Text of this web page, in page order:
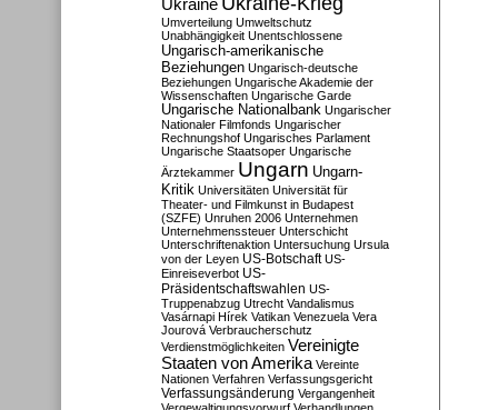
Ukraine
Umverteilung Umweltschutz
Unabhängigkeit Unentschlossene
Ungarisch-amerikanische
Beziehungen Ungarisch-deutsche
Beziehungen Ungarische Akademie der
Wissenschaften Ungarische Garde
Ungarische Nationalbank Ungarischer
Nationaler Filmfonds Ungarischer
Rechnungshof Ungarisches Parlament
Ungarische Staatsoper Ungarische
Ärztekammer Ungarn Ungarn-
Kritik Universitäten Universität für
Theater- und Filmkunst in Budapest
(SZFE) Unruhen 2006 Unternehmen
Unternehmenssteuer Unterschicht
Unterschriftenaktion Untersuchung Ursula
von der Leyen US-Botschaft US-
Einreiseverbot US-
Präsidentschaftswahlen US-
Truppenabzug Utrecht Vandalismus
Vasárnapi Hírek Vatikan Venezuela Vera
Jourová Verbraucherschutz
Verdienstmöglichkeiten Vereinigte
Staaten von Amerika Vereinte
Nationen Verfahren Verfassungsgericht
Verfassungsänderung Vergangenheit